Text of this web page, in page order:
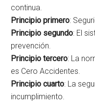
continua.
Principio primero:
Principio segundo: El
prevención.
Principio tercero: La
es Cero Accidentes.
Principio cuarto: La
incumplimiento.